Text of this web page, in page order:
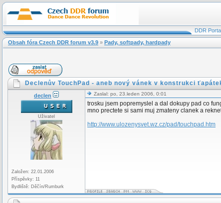
DDR
Obsah fóra Czech DDR forum v3.9 » Pady, softpady, hardpady
Declenův TouchPad - aneb nový vánek v konstrukci
declen
Uživatel
Založen: 22.01.2006
Příspěvky: 11
Bydliště: Děčín/Rumburk
Zaslal: po, 23.leden 2006, 0:01
trosku jsem popremyslel a dal dokupy pad co
mno prectete si sami muj zmateny clanek a
http://www.ulozenysvet.wz.cz/pad/touchpad.htm